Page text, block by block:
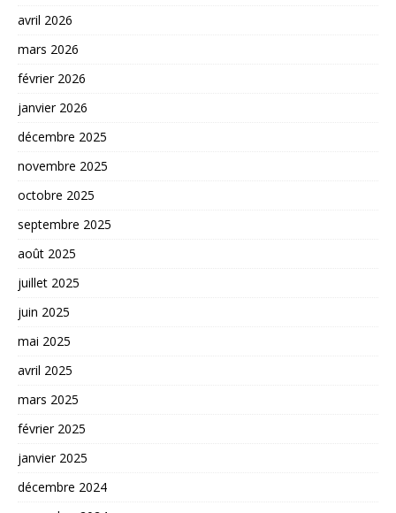
avril 2026
mars 2026
février 2026
janvier 2026
décembre 2025
novembre 2025
octobre 2025
septembre 2025
août 2025
juillet 2025
juin 2025
mai 2025
avril 2025
mars 2025
février 2025
janvier 2025
décembre 2024